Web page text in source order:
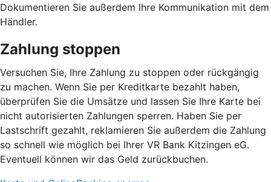
Dokumentieren Sie außerdem Ihre Kommunikation mit dem
Händler.
Zahlung stoppen
Versuchen Sie, Ihre Zahlung zu stoppen oder rückgängig
zu machen. Wenn Sie per Kreditkarte bezahlt haben,
überprüfen Sie die Umsätze und lassen Sie Ihre Karte bei
nicht autorisierten Zahlungen sperren. Haben Sie per
Lastschrift gezahlt, reklamieren Sie außerdem die Zahlung
so schnell wie möglich bei Ihrer VR Bank Kitzingen eG.
Eventuell können wir das Geld zurückbuchen.